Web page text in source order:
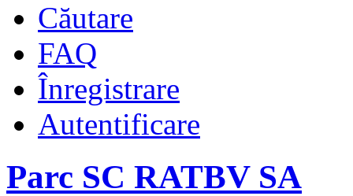
Căutare
FAQ
Înregistrare
Autentificare
Parc SC RATBV SA